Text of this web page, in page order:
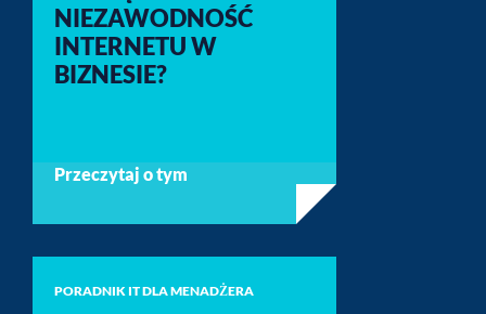
NIEZAWODNOŚĆ
INTERNETU W
BIZNESIE?
Przeczytaj o tym
PORADNIK IT DLA MENADŻERA